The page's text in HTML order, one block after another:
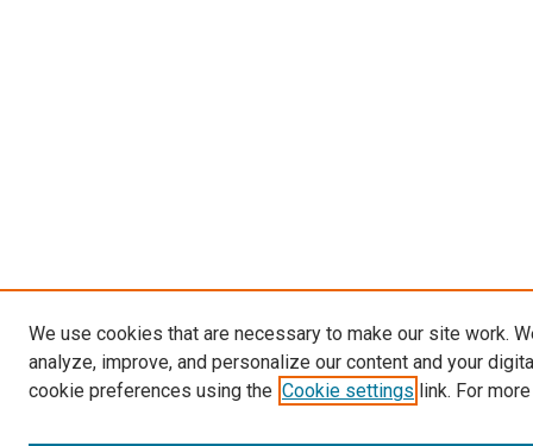
We use cookies that are necessary to make our site work.
analyze, improve, and personalize our content and your
cookie preferences using the Cookie settings link. For